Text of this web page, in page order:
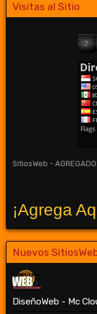
Visitas al Sitio
SitiosWeb -
¡Agrega
Nuevos
DiseñoWeb - Mc